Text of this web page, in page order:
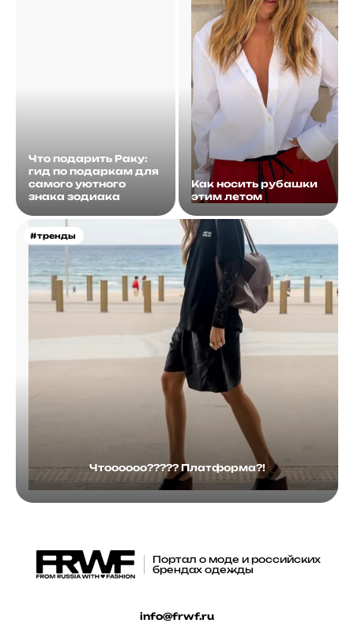
Что подарить Раку:
гид по подаркам для
самого уютного
знака зодиака
Как носить рубашки
этим летом
#тренды
Чтоооооо????? Платформа?!
Портал о моде и российских
брендах одежды
info@frwf.ru